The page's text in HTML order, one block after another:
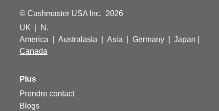
© Cashmaster USA Inc. 2026
UK
N.
America
Australasia Asia Germany Japan
Canada
Plus
Prendre contact
Blogs